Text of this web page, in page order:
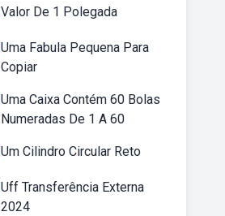
Valor De 1 Polegada
Uma Fabula Pequena Para
Copiar
Uma Caixa Contém 60 Bolas
Numeradas De 1 A 60
Um Cilindro Circular Reto
Uff Transferência Externa
2024